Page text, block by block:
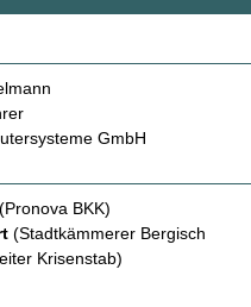
GmbH
BKK)
(Stadtkämmerer Bergisch
Krisenstab)